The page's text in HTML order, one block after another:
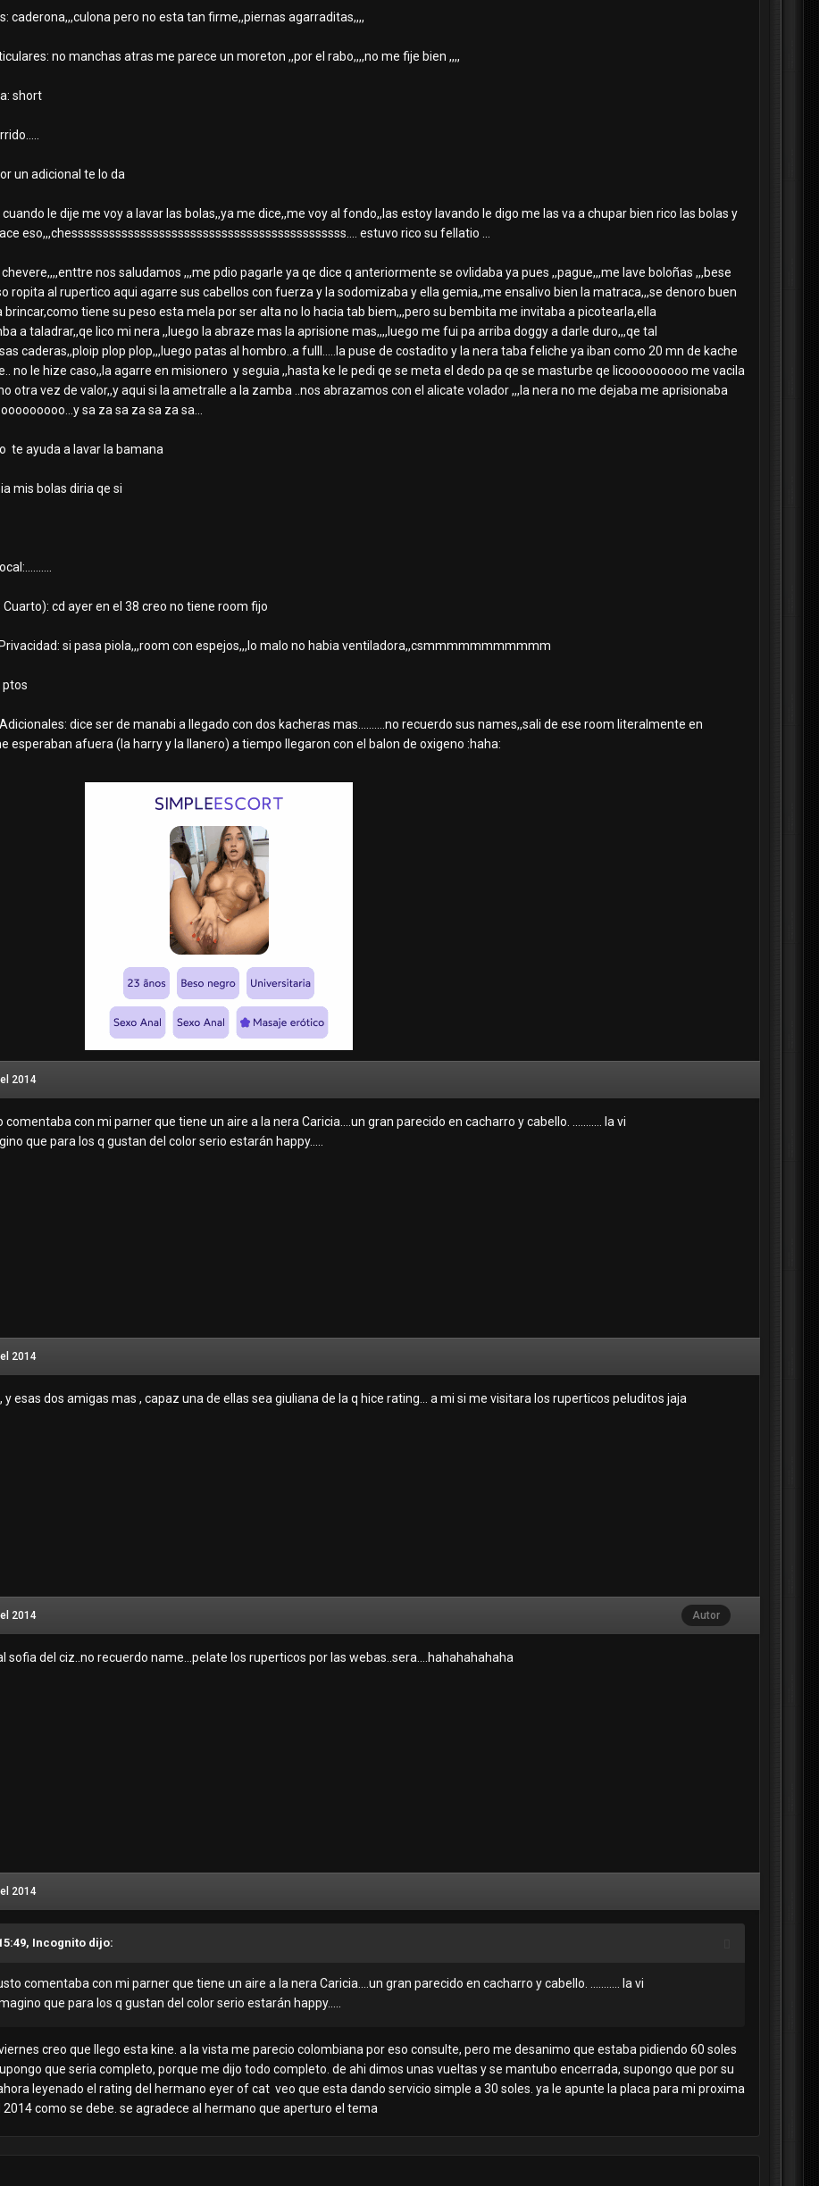
caderona,,,culona pero no esta tan firme,,piernas agarraditas,,,,
no manchas atras me parece un moreton ,,por el rabo,,,,no me fije bien ,,,,
short
un adicional te lo da
le dije me voy a lavar las bolas,,ya me dice,,me voy al fondo,,las estoy lavando le digo me las va a chupar bien rico las bolas y
eso,,,chessssssssssssssssssssssssssssssssssssssssssss.... estuvo rico su fellatio ...
nos saludamos ,,,me pdio pagarle ya qe dice q anteriormente se ovlidaba ya pues ,,pague,,,me lave boloñas ,,,bese
ropita al rupertico aqui agarre sus cabellos con fuerza y la sodomizaba y ella gemia,,me ensalivo bien la matraca,,,se denoro buen
brincar,como tiene su peso esta mela por ser alta no lo hacia tab biem,,,pero su bembita me invitaba a picotearla,ella
a taladrar,,qe lico mi nera ,,luego la abraze mas la aprisione mas,,,,luego me fui pa arriba doggy a darle duro,,,qe tal
caderas,,ploip plop plop,,,luego patas al hombro..a fulll.....la puse de costadito y la nera taba feliche ya iban como 20 mn de kache
no le hize caso,,la agarre en misionero y seguia ,,hasta ke le pedi qe se meta el dedo pa qe se masturbe qe licooooooooo me vacila
otra vez de valor,,y aqui si la ametralle a la zamba ..nos abrazamos con el alicate volador ,,,la nera no me dejaba me aprisionaba
sa za sa za sa za sa...
te ayuda a lavar la bamana
mis bolas diria qe si
cd ayer en el 38 creo no tiene room fijo
si pasa piola,,,room con espejos,,,lo malo no habia ventiladora,,csmmmmmmmmmmm
ptos
dice ser de manabi a llegado con dos kacheras mas..........no recuerdo sus names,,sali de ese room literalmente en
esperaban afuera (la harry y la llanero) a tiempo llegaron con el balon de oxigeno :haha:
2014
comentaba con mi parner que tiene un aire a la nera Caricia....un gran parecido en cacharro y cabello. ........... la vi
que para los q gustan del color serio estarán happy.....
2014
esas dos amigas mas , capaz una de ellas sea giuliana de la q hice rating... a mi si me visitara los ruperticos peluditos jaja
Autor
2014
sofia del ciz..no recuerdo name...pelate los ruperticos por las webas..sera....hahahahahaha
2014
Incognito dijo:
comentaba con mi parner que tiene un aire a la nera Caricia....un gran parecido en cacharro y cabello. ........... la vi
que para los q gustan del color serio estarán happy.....
creo que llego esta kine. a la vista me parecio colombiana por eso consulte, pero me desanimo que estaba pidiendo 60 soles
que seria completo, porque me dijo todo completo. de ahi dimos unas vueltas y se mantubo encerrada, supongo que por su
leyenado el rating del hermano eyer of cat veo que esta dando servicio simple a 30 soles. ya le apunte la placa para mi proxima
como se debe. se agradece al hermano que aperturo el tema